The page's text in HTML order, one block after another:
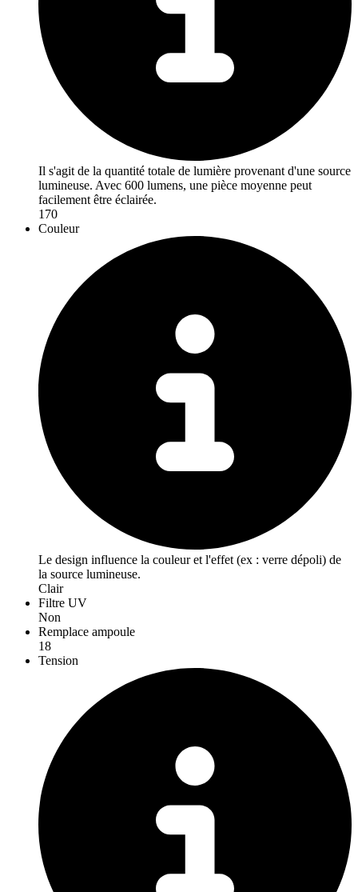
Il s'agit de la quantité totale de lumière provenant d'une source
lumineuse. Avec 600 lumens, une pièce moyenne peut
facilement être éclairée.
170
Couleur
Le design influence la couleur et l'effet (ex : verre dépoli) de
la source lumineuse.
Clair
Filtre UV
Non
Remplace ampoule
18
Tension